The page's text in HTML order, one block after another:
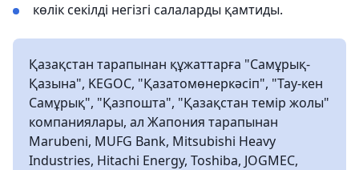
көлік секілді негізгі салаларды қамтиды.
Қазақстан тарапынан құжаттарға "Самұрық-
Қазына", KEGOC, "Қазатомөнеркәсіп", "Тау-кен
Самұрық", "Қазпошта", "Қазақстан темір жолы"
компаниялары, ал Жапония тарапынан
Marubeni, MUFG Bank, Mitsubishi Heavy
Industries, Hitachi Energy, Toshiba, JOGMEC,